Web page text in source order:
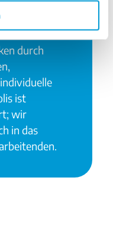
durch
ist
wir
in das